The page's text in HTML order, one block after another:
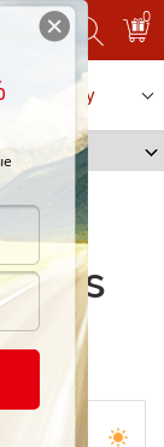
0
услугу